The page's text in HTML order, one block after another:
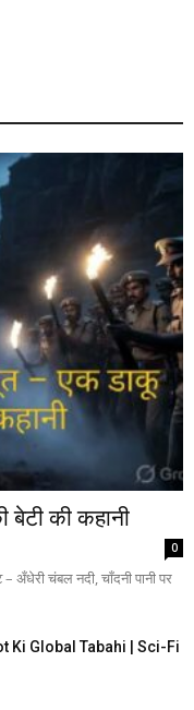
की कहानी
0
अँधेरी चंबल नदी, चाँदनी पानी पर
Ki Global Tabahi | Sci-Fi